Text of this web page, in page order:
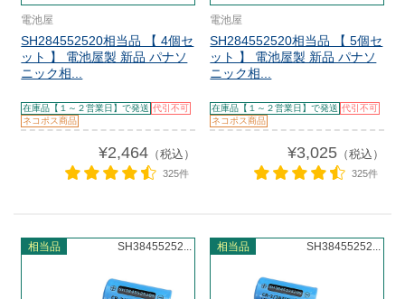
電池屋
SH284552520相当品 【 4個セ
ット 】 電池屋製 新品 パナソ
ニック相...
在庫品【１～２営業日】で発送 代引不可
ネコポス商品
¥2,464（税込）
325件
電池屋
SH284552520相当品 【 5個セ
ット 】 電池屋製 新品 パナソ
ニック相...
在庫品【１～２営業日】で発送 代引不可
ネコポス商品
¥3,025（税込）
325件
相当品 SH38455252... 相当品 SH38455252...